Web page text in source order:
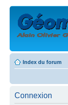
Index du forum
Connexion